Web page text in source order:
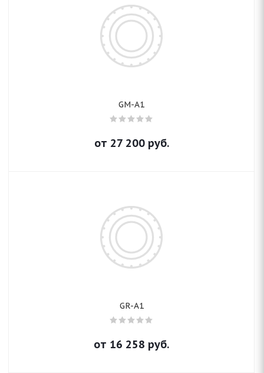
GM-A1
от 27 200руб.
GR-A1
от 16 258 руб.